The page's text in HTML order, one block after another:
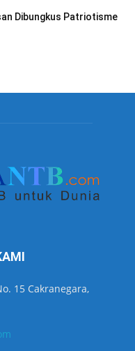
Dibungkus Patriotisme
15 Cakranegara,